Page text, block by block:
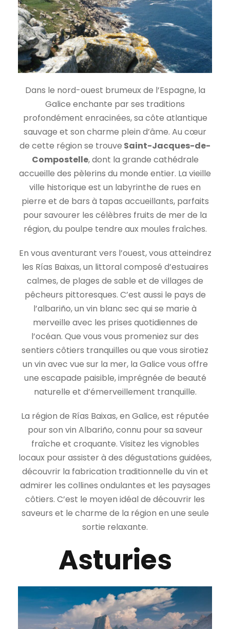
Dans le nord-ouest brumeux de l’Espagne, la
Galice enchante par ses traditions
profondément enracinées, sa côte atlantique
sauvage et son charme plein d’âme. Au cœur
de cette région se trouve Saint-Jacques-de-
Compostelle, dont la grande cathédrale
accueille des pèlerins du monde entier. La vieille
ville historique est un labyrinthe de rues en
pierre et de bars à tapas accueillants, parfaits
pour savourer les célèbres fruits de mer de la
région, du poulpe tendre aux moules fraîches.
En vous aventurant vers l’ouest, vous atteindrez
les Rías Baixas, un littoral composé d’estuaires
calmes, de plages de sable et de villages de
pêcheurs pittoresques. C’est aussi le pays de
l’albariño, un vin blanc sec qui se marie à
merveille avec les prises quotidiennes de
l’océan. Que vous vous promeniez sur des
sentiers côtiers tranquilles ou que vous sirotiez
un vin avec vue sur la mer, la Galice vous offre
une escapade paisible, imprégnée de beauté
naturelle et d’émerveillement tranquille.
La région de Rías Baixas, en Galice, est réputée
pour son vin Albariño, connu pour sa saveur
fraîche et croquante. Visitez les vignobles
locaux pour assister à des dégustations guidées,
découvrir la fabrication traditionnelle du vin et
admirer les collines ondulantes et les paysages
côtiers. C’est le moyen idéal de découvrir les
saveurs et le charme de la région en une seule
sortie relaxante.
Asturies